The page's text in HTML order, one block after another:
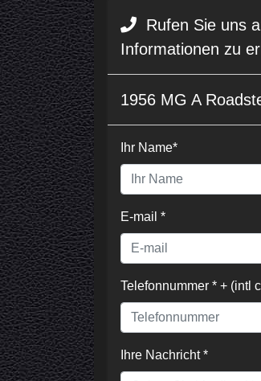
Rufen Sie uns
Informationen zu
1956 MG A
Ihr Name*
E-mail *
Telefonnummer * + (intl
Ihre Nachricht *